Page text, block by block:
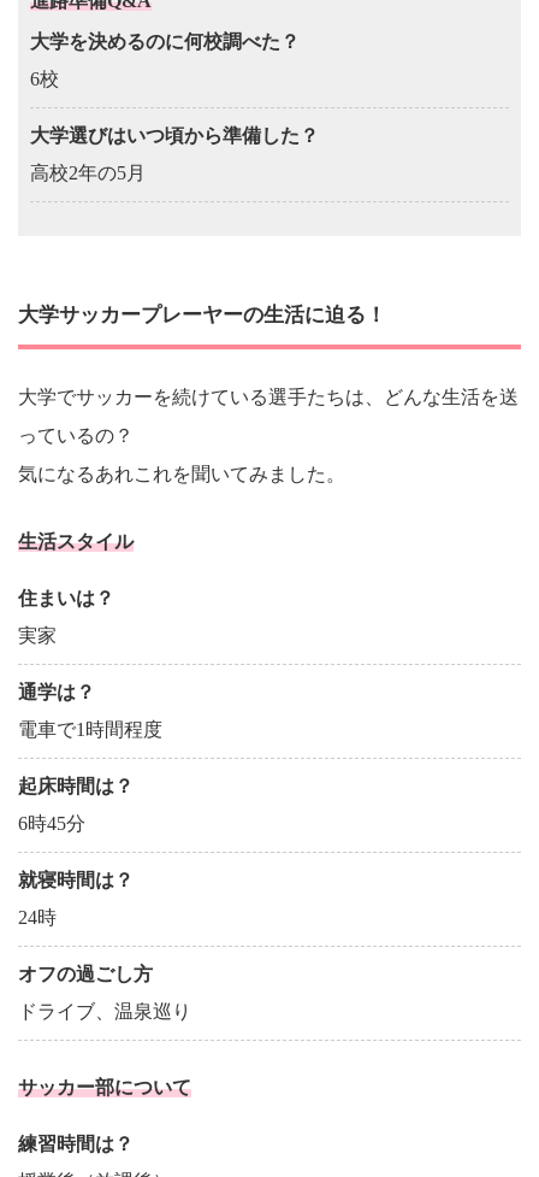
大学を決めるのに何校調べた？
6校
大学選びはいつ頃から準備した？
高校2年の5月
大学サッカープレーヤーの生活に迫る！
大学でサッカーを続けている選手たちは、どんな生活を送
っているの？
気になるあれこれを聞いてみました。
生活スタイル
住まいは？
実家
通学は？
電車で1時間程度
起床時間は？
6時45分
就寝時間は？
24時
オフの過ごし方
ドライブ、温泉巡り
サッカー部について
練習時間は？